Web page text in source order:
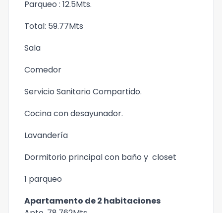
Parqueo : 12.5Mts.
Total: 59.77Mts
Sala
Comedor
Servicio Sanitario Compartido.
Cocina con desayunador.
Lavandería
Dormitorio principal con baño y closet
1 parqueo
Apartamento de 2 habitaciones